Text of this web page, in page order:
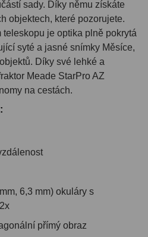
sady. Díky němu získáte
objektech, které pozorujete.
je optika plně pokrytá
syté a jasné snímky Měsíce,
Díky své lehké a
Meade StarPro AZ
na cestách.
6,3 mm) okuláry s
přímý obraz